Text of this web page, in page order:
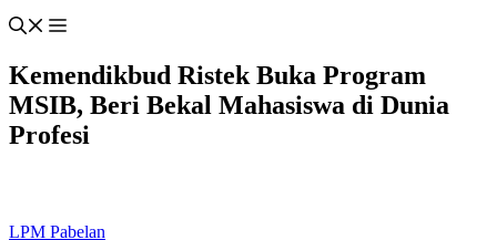
Kemendikbud Ristek Buka Program
MSIB, Beri Bekal Mahasiswa di Dunia
Profesi
LPM Pabelan